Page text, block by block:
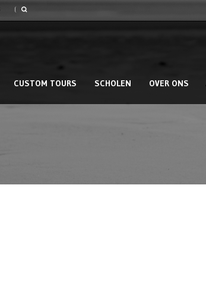
CUSTOM TOURS SCHOLEN OVER ONS